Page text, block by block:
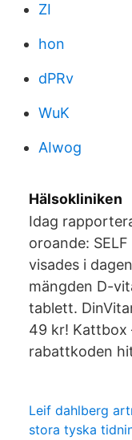
ZI
hon
dPRv
WuK
AIwog
Hälsokliniken
Idag
oroande:
visades i
mängden D-
tablett.
49 kr! Kattbox
rabattkoden
Leif dahlberg
stora tyska